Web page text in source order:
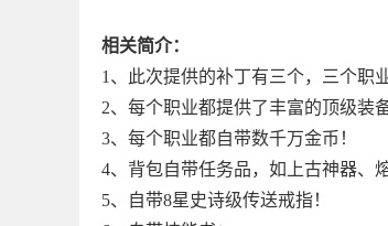
相关简介：
1、此次提供的补丁有三个，三个职
2、每个职业都提供了丰富的顶级装
3、每个职业都自带数千万金币！
4、背包自带任务品，如上古神器、
5、自带8星史诗级传送戒指！